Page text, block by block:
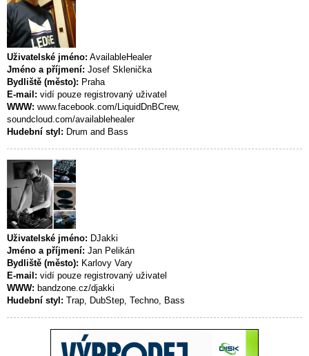
Uživatelské jméno: AvailableHealer
Jméno a příjmení: Josef Sklenička
Bydliště (město): Praha
E-mail: vidí pouze registrovaný uživatel
WWW: www.facebook.com/LiquidDnBCrew,
soundcloud.com/availablehealer
Hudební styl: Drum and Bass
Uživatelské jméno: DJakki
Jméno a příjmení: Jan Pelikán
Bydliště (město): Karlovy Vary
E-mail: vidí pouze registrovaný uživatel
WWW: bandzone.cz/djakki
Hudební styl: Trap, DubStep, Techno, Bass